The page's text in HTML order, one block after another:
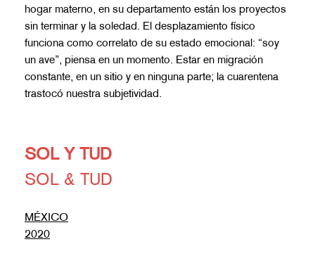
hogar materno, en su departamento están los proyectos
sin terminar y la soledad. El desplazamiento físico
funciona como correlato de su estado emocional: “soy
un ave”, piensa en un momento. Estar en migración
constante, en un sitio y en ninguna parte; la cuarentena
trastocó nuestra subjetividad.
SOL Y TUD
SOL & TUD
MÉXICO
2020